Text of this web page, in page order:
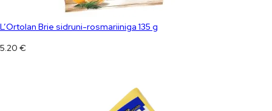
L’Ortolan Brie sidruni-rosmariiniga 135 g
5.20 €